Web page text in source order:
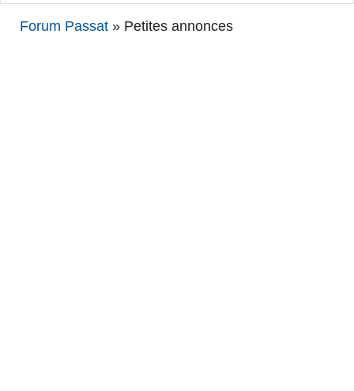
Forum Passat » Petites annonces